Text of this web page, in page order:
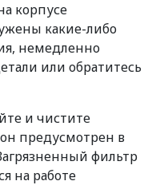
корпусе
какие-либо
немедленно
или обратитесь
и чистите
предусмотрен в
фильтр
на работе